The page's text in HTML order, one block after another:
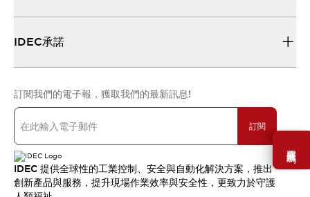
需要幫助嗎？
IDEC承諾
訂閱我們的電子報，獲取我們的最新訊息!
訂閱
IDEC 提供全球性的工業控制、安全與自動化解決方案，推出
創新產品與服務，提升現場作業效率與安全性，更致力於守護